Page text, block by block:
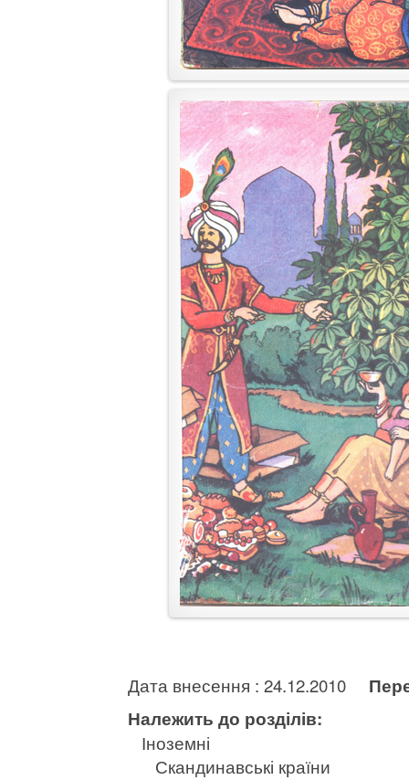
Дата внесення : 24.12.2010
Належить до розділів:
Іноземні
Скандинавські країни